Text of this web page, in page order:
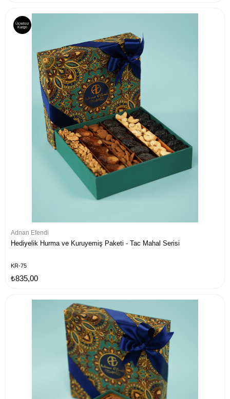
Adnan Efendi
Hediyelik Hurma ve Kuruyemiş Paketi - Tac Mahal Serisi
KR-75
₺835,00
Ücretsiz
Kargo